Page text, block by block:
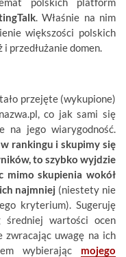
. Właśnie na nim
większości polskich
przedłużanie domen.
przejęte (wykupione)
co jak sami się
na jego wiarygodność.
rankingu i skupimy się
to szybko wyjdzie
mimo skupienia wokół
najmniej (niestety nie
kryterium). Sugeruję
średniej wartości ocen
zwracając uwagę na ich
wybierając mojego